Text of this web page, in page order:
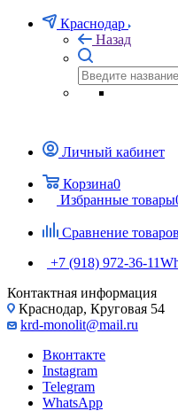
Краснодар
Назад
Личный кабинет
Корзина0
Избранные товары
Сравнение товаров
+7 (918) 972-36-11
Контактная информация
Краснодар, Круговая 54
krd-monolit@mail.ru
Вконтакте
Instagram
Telegram
WhatsApp